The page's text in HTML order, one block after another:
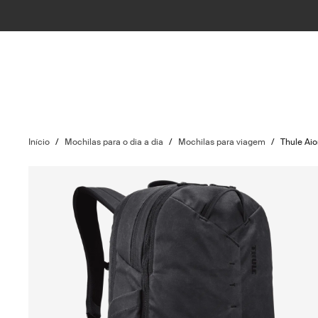
Início / Mochilas para o dia a dia / Mochilas para viagem / Thule